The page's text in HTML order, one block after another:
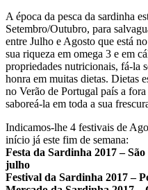
A época da pesca da sardinha
Setembro/Outubro, para
entre Julho e Agosto que está
sua riqueza em omega 3 e em
propriedades nutricionais, fá-la
honra em muitas dietas. Dietas
no Verão de Portugal país a
saboreá-la em toda a sua
Indicamos-lhe 4 festivais de
início já este fim de semana:
Festa da Sardinha 2017 –
julho
Festival da Sardinha 2017 –